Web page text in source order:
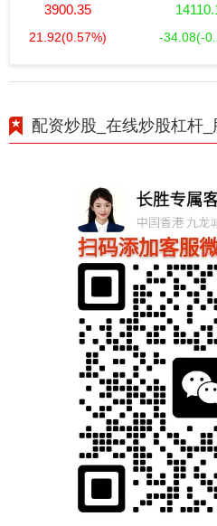
3900.35
21.92(0.57%) -34.08(-
配资炒股_在线炒股杠杆